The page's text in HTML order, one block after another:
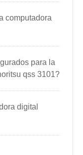
computadora
para la
qss 3101?
digital